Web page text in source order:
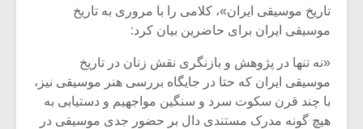
تاریخ موسیقی ایران»، کلامی را با مروری به تاریخ
موسیقی ایران برای حاضرین بیان کرد:
«نه تنها در پژوهش و بازنگری نقش زنان در تاریخ
موسیقی ایران که حتا در جایگاه بررسی هنر موسیقی نیز،
با چند قرن سکوت سرد و سنگین مواجهیم و دستیابی به
هیچ گونه مدرک مستندی دال بر حضور جدی موسیقی در